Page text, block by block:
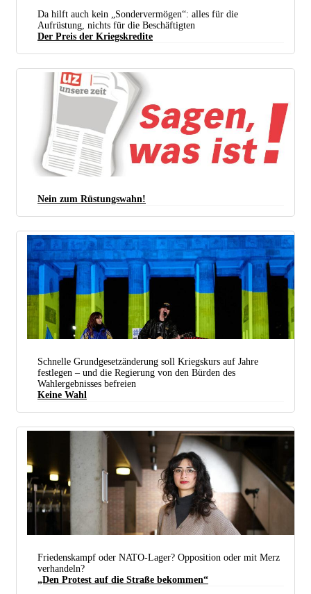
Da hilft auch kein „Sondervermögen“: alles für die
Aufrüstung, nichts für die Beschäftigten
Der Preis der Kriegskredite
Nein zum Rüstungswahn!
wurde anders als von den NATO-Fans erhofft – ändert aber nix an der Politik. (Foto: Leonhard
Schnelle Grundgesetzänderung soll Kriegskurs auf Jahre
festlegen – und die Regierung von den Bürden des
Wahlergebnisses befreien
Keine Wahl
Friedenskampf oder NATO-Lager? Opposition oder mit Merz
verhandeln?
„Den Protest auf die Straße bekommen“